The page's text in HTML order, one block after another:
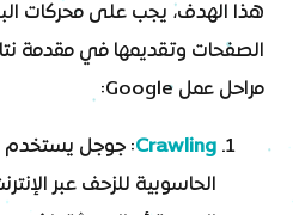
هذا الهدف، يجب على محركات
الصفحات وتقديمها في مقدمة
مراحل عمل Google:
Crawling: جوجل يستخدم
الحاسوبية للزحف عبر